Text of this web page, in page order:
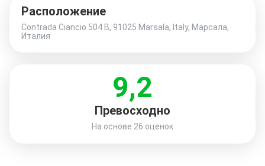
Расположение
Contrada Ciancio 504 B, 91025 Marsala, Italy, Марсала,
Италия
9,2
Превосходно
На основе 26 оценок